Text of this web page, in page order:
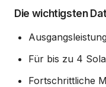
Die wichtigsten
Für bis zu 4
Fortschrittliche